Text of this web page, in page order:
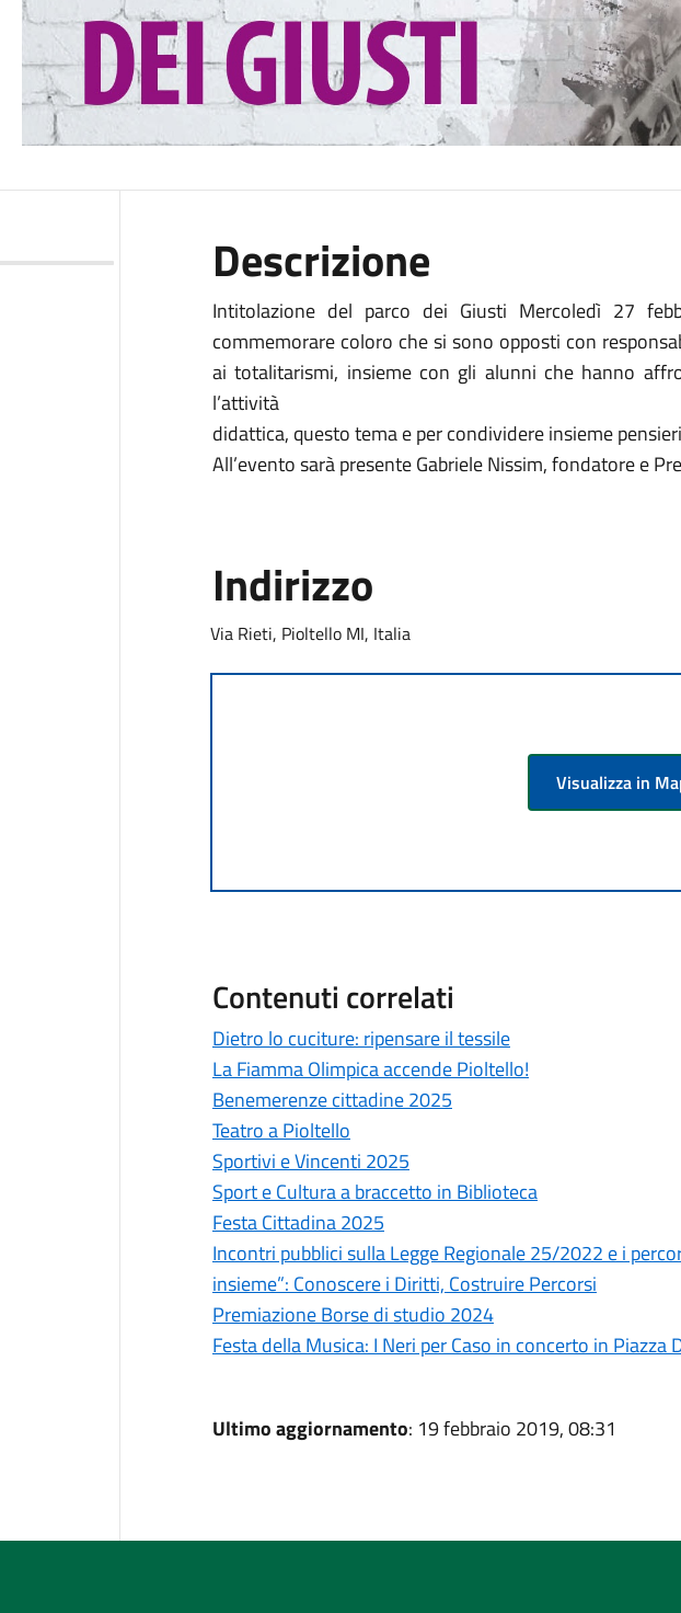
Descrizione
Intitolazione del parco dei Giusti Mercoledì 27
commemorare coloro che si sono opposti con
ai totalitarismi, insieme con gli alunni che hanno
l’attività
didattica, questo tema e per condividere insieme
All’evento sarà presente Gabriele Nissim, fondatore e
Indirizzo
Via Rieti, Pioltello MI, Italia
Visualizza in
Contenuti correlati
Dietro lo cuciture: ripensare il tessile
La Fiamma Olimpica accende Pioltello!
Benemerenze cittadine 2025
Teatro a Pioltello
Sportivi e Vincenti 2025
Sport e Cultura a braccetto in Biblioteca
Festa Cittadina 2025
Incontri pubblici sulla Legge Regionale 25/2022 e i
insieme”: Conoscere i Diritti, Costruire Percorsi
Premiazione Borse di studio 2024
Festa della Musica: I Neri per Caso in concerto in Piazza
Ultimo aggiornamento: 19 febbraio 2019, 08:31